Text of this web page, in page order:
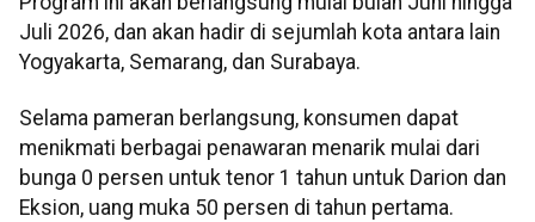
Juli 2026, dan akan hadir di sejumlah kota antara lain
Yogyakarta, Semarang, dan Surabaya.
Selama pameran berlangsung, konsumen dapat
menikmati berbagai penawaran menarik mulai dari
bunga 0 persen untuk tenor 1 tahun untuk Darion dan
Eksion, uang muka 50 persen di tahun pertama.